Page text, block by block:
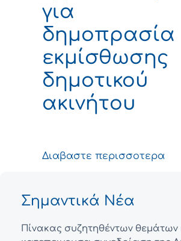
για
δημοπρασία
εκμίσθωσης
δημοτικού
ακινήτου
Διαβαστε περισσοτερα
Σημαντικά Νέα
Πίνακας συζητηθέντων θεμάτων